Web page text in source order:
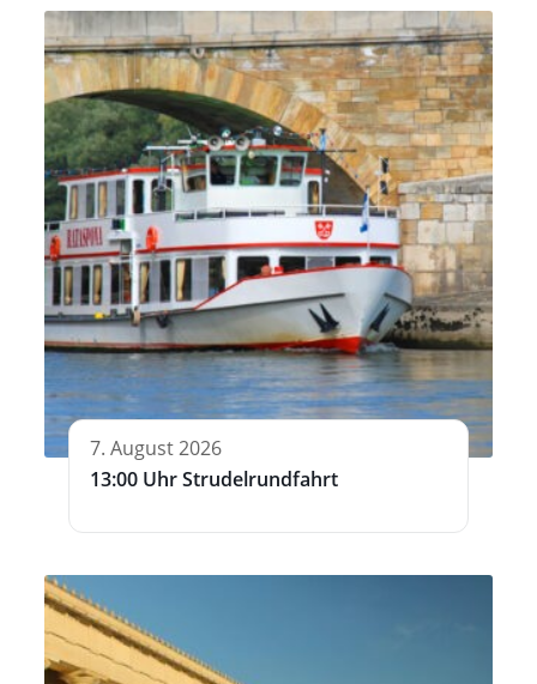
7. August 2026
13:00 Uhr Strudelrundfahrt